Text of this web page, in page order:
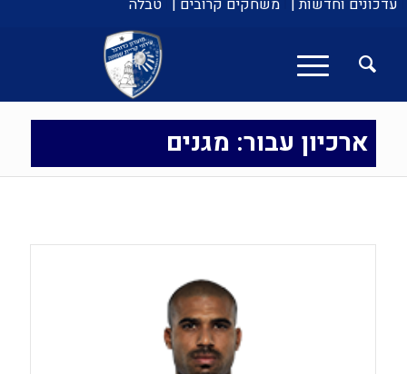
עדכונים וחדשות | משחקים קרובים | טבלה
ארכיון עבור: מגנים